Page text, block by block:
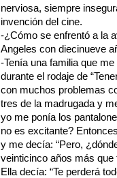
nerviosa, siempre
invención del cine.
-¿Cómo se enfrentó a la
Angeles con diecinueve
-Tenía una familia que
durante el rodaje de
con muchos problemas
tres de la madrugada y
yo me ponía los
no es excitante?
y me decía: “Pero,
veinticinco años más que
Ella decía: “Te perderá